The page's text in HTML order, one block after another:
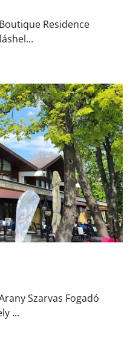
Residence
Szarvas Fogadó
...